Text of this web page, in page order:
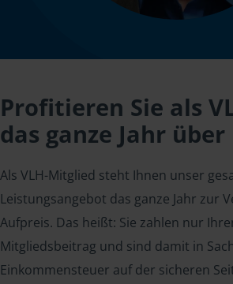
Profitieren Sie als
das ganze Jahr über
Als VLH-Mitglied steht Ihnen unser
Leistungsangebot das ganze Jahr zur
Aufpreis. Das heißt: Sie zahlen nur
Mitgliedsbeitrag und sind damit in
Einkommensteuer auf der sicheren